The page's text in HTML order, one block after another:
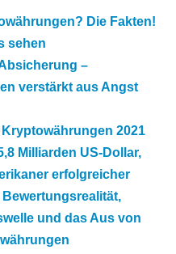
Die Fakten!
sehen
–
verstärkt aus Angst
2021
Milliarden US-Dollar,
erfolgreicher
und das Aus von